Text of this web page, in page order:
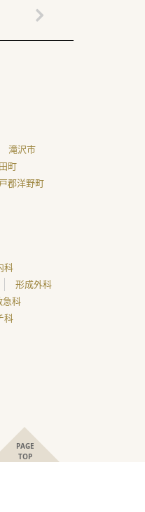
滝沢市
町
郡洋野町
科
形成外科
急科
科
PAGE
TOP